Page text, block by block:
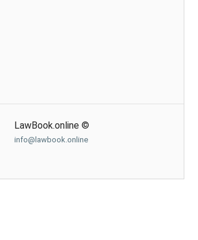
LawBook.online ©
info@lawbook.online